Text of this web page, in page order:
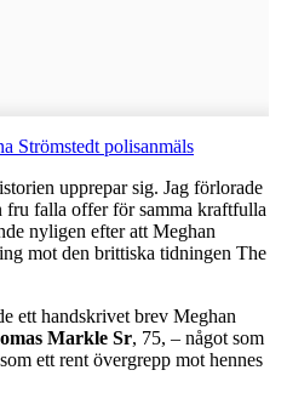
Strömstedt polisanmäls
upprepar sig. Jag förlorade
fru falla offer för samma kraftfulla
nyligen efter att Meghan
mot den brittiska tidningen The
ett handskrivet brev Meghan
Markle Sr, 75, – något som
ett rent övergrepp mot hennes